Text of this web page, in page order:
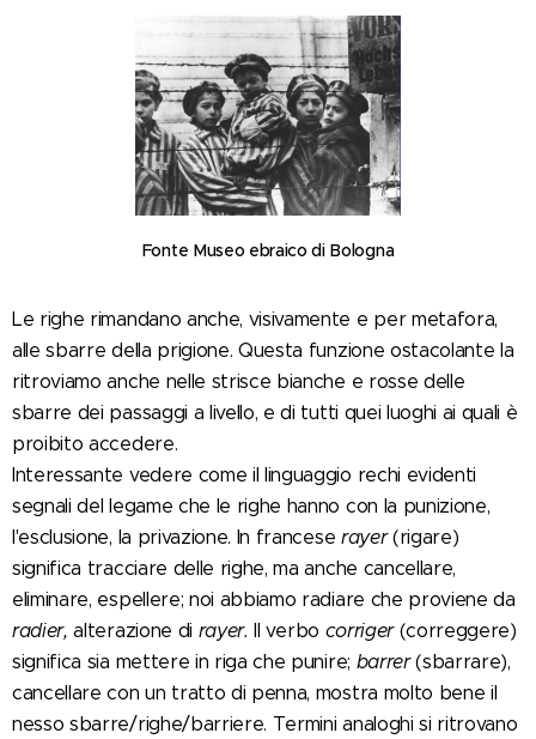
Fonte Museo ebraico di Bologna
Le righe rimandano anche, visivamente e per metafora,
alle sbarre della prigione. Questa funzione ostacolante la
ritroviamo anche nelle strisce bianche e rosse delle
sbarre dei passaggi a livello, e di tutti quei luoghi ai quali è
proibito accedere.
Interessante vedere come il linguaggio rechi evidenti
segnali del legame che le righe hanno con la punizione,
l'esclusione, la privazione. In francese rayer(rigare)
significa tracciare delle righe, ma anche cancellare,
eliminare, espellere; noi abbiamo radiare che proviene da
radier, alterazione di rayer. Il verbo corriger(correggere)
significa sia mettere in riga che punire; barrer(sbarrare),
cancellare con un tratto di penna, mostra molto bene il
nesso sbarre/righe/barriere. Termini analoghi si ritrovano